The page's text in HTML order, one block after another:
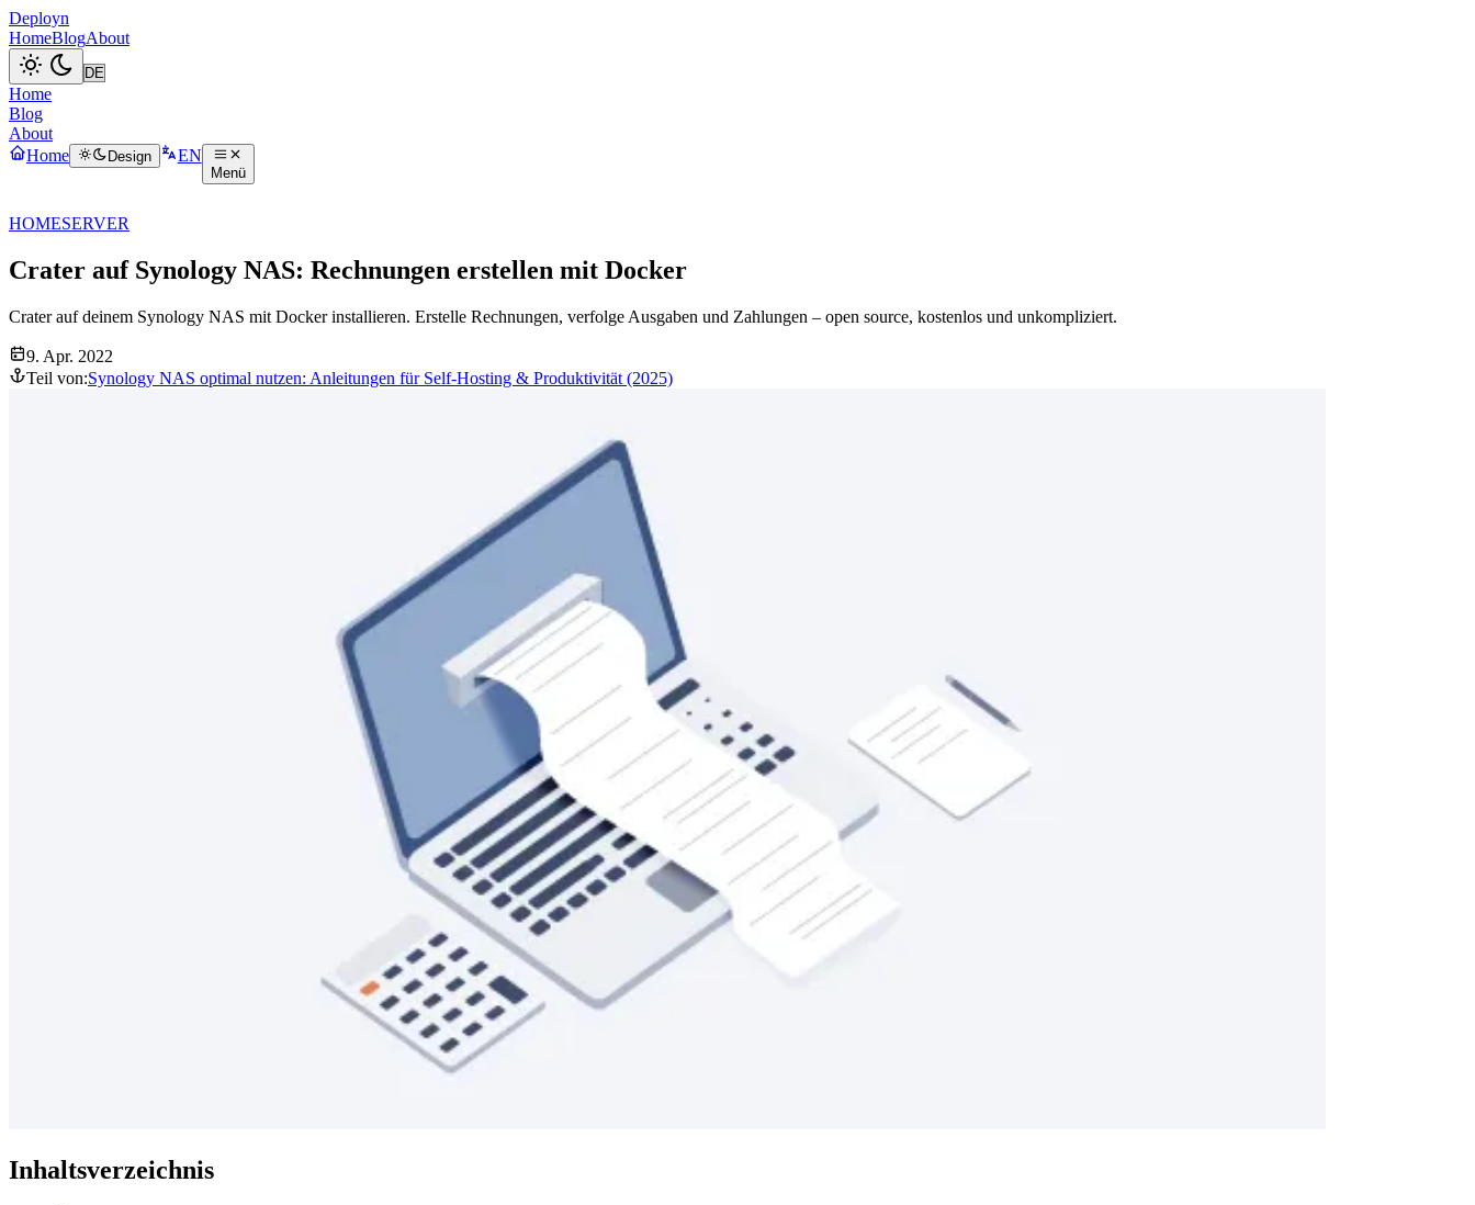
Deployn
HomeBlogAbout
Home
Blog
About
Home
Design EN
Menü
HOMESERVER
Crater auf Synology NAS: Rechnungen erstellen mit Docker
Crater auf deinem Synology NAS mit Docker installieren. Erstelle Rechnungen, verfolge Ausgaben und Zahlungen – open source, kostenlos und unkompliziert.
9. Apr. 2022
Teil von:Synology NAS optimal nutzen: Anleitungen für Self-Hosting & Produktivität (2025)
Inhaltsverzeichnis